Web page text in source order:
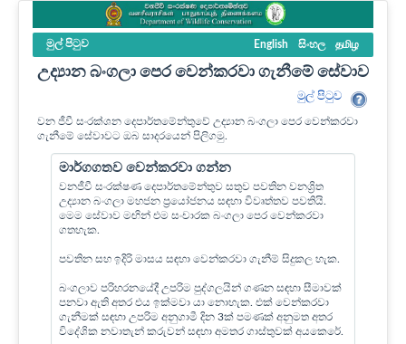
මුල් පි‍ටුව English සිංහල தமிழ
උද්‍යාන බංගලා පෙර වෙන්කරවා ගැනීමේ සේවාව
මුල් පි‍ටුව
වන ජීවී සංරක්ශන දෙපාර්තමේන්තුවේ උද්‍යාන බංගලා පෙර වෙන්කරවා
ගැනීමේ සේවාවට ඔබ සාදරයෙන් පිලිගමු.
මාර්ගගතව වෙන්කරවා ගන්න
වනජීවී සංරක්ෂණ දෙපාර්තමේන්තුව සතුව පවතින වනශ්‍රිත
උද්‍යාන බංගලා මහජන ප්‍රයෝජනය සඳහා විවෘත්තව පවතියි.
මෙම සේවාව මඟින් එම සංචාරක බංගලා පෙර වෙන්කරවා
ගතහැක.
පවතින සහ ඉදිරි මාසය සඳහා වෙන්කරවා ගැනීම් සිදුකල හැක.
බංගලාව පරිහරනයේදී උපරිම පුද්ගලයින් ගණන සඳහා සීමාවක්
පනවා ඇති අතර එය ඉක්මවා යා නොහැක. එක් වෙන්කරවා
ගැනීමක් සඳහා උපරිම අනුගාමී දින 3ක් පමණක් අනුමත අතර
විදේශික නවාතැන් කරුවන් සඳහා අමතර ගාස්තුවක් අයකෙරේ.